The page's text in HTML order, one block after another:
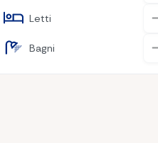
Letti
Bagni